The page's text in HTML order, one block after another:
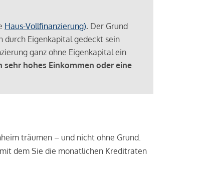
Haus-Vollfinanzierung). Der Grund
durch Eigenkapital gedeckt sein
ganz ohne Eigenkapital ein
sehr hohes Einkommen oder eine
träumen – und nicht ohne Grund.
dem Sie die monatlichen Kreditraten